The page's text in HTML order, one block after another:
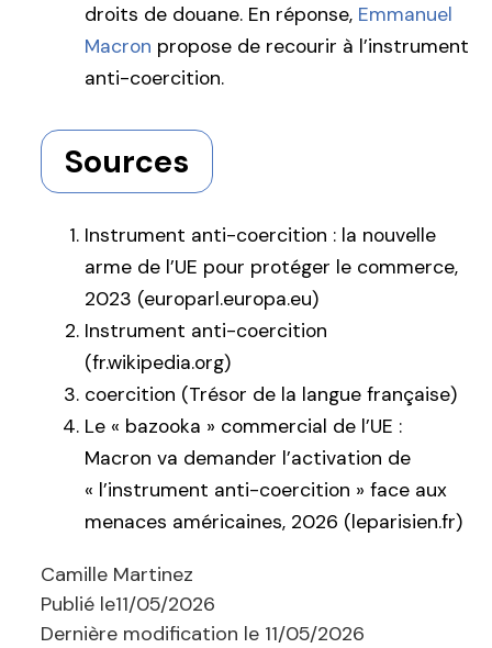
droits de douane. En réponse, Emmanuel
Macron propose de recourir à l’instrument
anti-coercition.
Sources
Instrument anti-coercition : la nouvelle
arme de l’UE pour protéger le commerce,
2023 (europarl.europa.eu)
Instrument anti-coercition
(fr.wikipedia.org)
coercition (Trésor de la langue française)
Le « bazooka » commercial de l’UE :
Macron va demander l’activation de
« l’instrument anti-coercition » face aux
menaces américaines, 2026 (leparisien.fr)
Camille Martinez
Publié le11/05/2026
Dernière modification le 11/05/2026